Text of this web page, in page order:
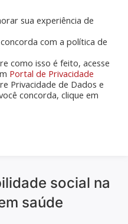
Sou professor
social na
saúde
sua experiência de
com a política de
como isso é feito, acesse
Portal de Privacidade
Privacidade de Dados e
concorda, clique em